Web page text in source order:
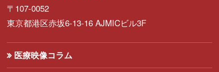
〒107-0052
東京都港区赤坂6-13-16 AJMICビル3F
医療映像コラム